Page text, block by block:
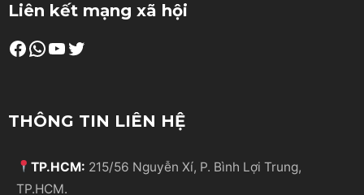
Liên kết mạng xã hội
Facebook WhatsApp Youtube Twitter
THÔNG TIN LIÊN HỆ
TP.HCM: 215/56 Nguyễn Xí, P. Bình Lợi Trung,
TP.HCM.